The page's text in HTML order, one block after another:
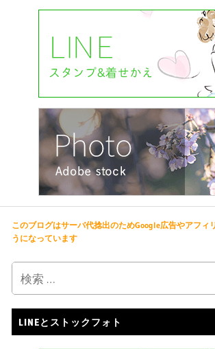
このブログはサーバ代捻出のためGoogle広告やアフィ
うになっています
LINEとストックフォト